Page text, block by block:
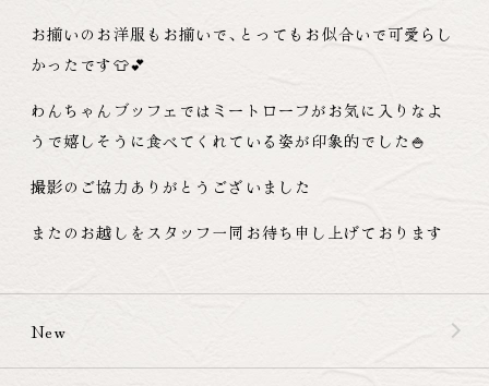
お揃いのお洋服もお揃いで、とってもお似合いで可愛らし
かったです👕💕
わんちゃんブッフェではミートローフがお気に入りなよ
うで嬉しそうに食べてくれている姿が印象的でした🍚
撮影のご協力ありがとうございました
またのお越しをスタッフ一同お待ち申し上げております
New